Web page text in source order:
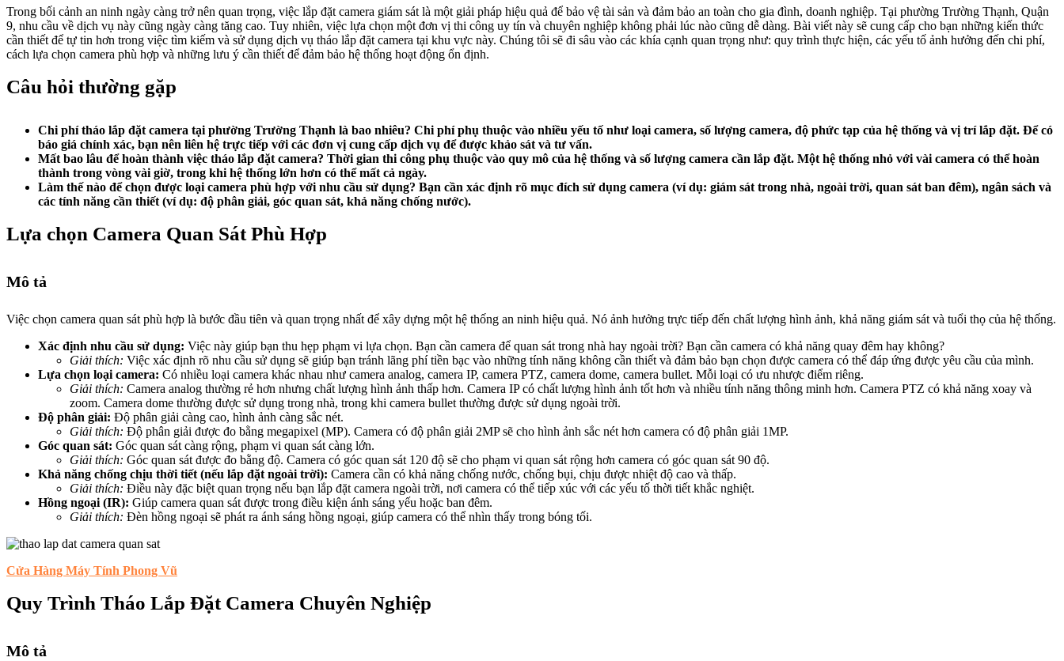
Trong bối cảnh an ninh ngày càng trở nên quan trọng, việc lắp đặt camera giám sát là một giải pháp hiệu quả để bảo vệ tài sản và đảm bảo an toàn cho gia đình, doanh nghiệp. Tại phường Trường Thạnh, Quận
9, nhu cầu về dịch vụ này cũng ngày càng tăng cao. Tuy nhiên, việc lựa chọn một đơn vị thi công uy tín và chuyên nghiệp không phải lúc nào cũng dễ dàng. Bài viết này sẽ cung cấp cho bạn những kiến thức
cần thiết để tự tin hơn trong việc tìm kiếm và sử dụng dịch vụ tháo lắp đặt camera tại khu vực này. Chúng tôi sẽ đi sâu vào các khía cạnh quan trọng như: quy trình thực hiện, các yếu tố ảnh hưởng đến chi phí,
cách lựa chọn camera phù hợp và những lưu ý cần thiết để đảm bảo hệ thống hoạt động ổn định.
Câu hỏi thường gặp
Chi phí tháo lắp đặt camera tại phường Trường Thạnh là bao nhiêu? Chi phí phụ thuộc vào nhiều yếu tố như loại camera, số lượng camera, độ phức tạp của hệ thống và vị trí lắp đặt. Để có
báo giá chính xác, bạn nên liên hệ trực tiếp với các đơn vị cung cấp dịch vụ để được khảo sát và tư vấn.
Mất bao lâu để hoàn thành việc tháo lắp đặt camera? Thời gian thi công phụ thuộc vào quy mô của hệ thống và số lượng camera cần lắp đặt. Một hệ thống nhỏ với vài camera có thể hoàn
thành trong vòng vài giờ, trong khi hệ thống lớn hơn có thể mất cả ngày.
Làm thế nào để chọn được loại camera phù hợp với nhu cầu sử dụng? Bạn cần xác định rõ mục đích sử dụng camera (ví dụ: giám sát trong nhà, ngoài trời, quan sát ban đêm), ngân sách và
các tính năng cần thiết (ví dụ: độ phân giải, góc quan sát, khả năng chống nước).
Lựa chọn Camera Quan Sát Phù Hợp
Mô tả
Việc chọn camera quan sát phù hợp là bước đầu tiên và quan trọng nhất để xây dựng một hệ thống an ninh hiệu quả. Nó ảnh hưởng trực tiếp đến chất lượng hình ảnh, khả năng giám sát và tuổi thọ của hệ thống.
Xác định nhu cầu sử dụng: Việc này giúp bạn thu hẹp phạm vi lựa chọn. Bạn cần camera để quan sát trong nhà hay ngoài trời? Bạn cần camera có khả năng quay đêm hay không?
Giải thích: Việc xác định rõ nhu cầu sử dụng sẽ giúp bạn tránh lãng phí tiền bạc vào những tính năng không cần thiết và đảm bảo bạn chọn được camera có thể đáp ứng được yêu cầu của mình.
Lựa chọn loại camera: Có nhiều loại camera khác nhau như camera analog, camera IP, camera PTZ, camera dome, camera bullet. Mỗi loại có ưu nhược điểm riêng.
Giải thích: Camera analog thường rẻ hơn nhưng chất lượng hình ảnh thấp hơn. Camera IP có chất lượng hình ảnh tốt hơn và nhiều tính năng thông minh hơn. Camera PTZ có khả năng xoay và
zoom. Camera dome thường được sử dụng trong nhà, trong khi camera bullet thường được sử dụng ngoài trời.
Độ phân giải: Độ phân giải càng cao, hình ảnh càng sắc nét.
Giải thích: Độ phân giải được đo bằng megapixel (MP). Camera có độ phân giải 2MP sẽ cho hình ảnh sắc nét hơn camera có độ phân giải 1MP.
Góc quan sát: Góc quan sát càng rộng, phạm vi quan sát càng lớn.
Giải thích: Góc quan sát được đo bằng độ. Camera có góc quan sát 120 độ sẽ cho phạm vi quan sát rộng hơn camera có góc quan sát 90 độ.
Khả năng chống chịu thời tiết (nếu lắp đặt ngoài trời): Camera cần có khả năng chống nước, chống bụi, chịu được nhiệt độ cao và thấp.
Giải thích: Điều này đặc biệt quan trọng nếu bạn lắp đặt camera ngoài trời, nơi camera có thể tiếp xúc với các yếu tố thời tiết khắc nghiệt.
Hồng ngoại (IR): Giúp camera quan sát được trong điều kiện ánh sáng yếu hoặc ban đêm.
Giải thích: Đèn hồng ngoại sẽ phát ra ánh sáng hồng ngoại, giúp camera có thể nhìn thấy trong bóng tối.
Cửa Hàng Máy Tính Phong Vũ
Quy Trình Tháo Lắp Đặt Camera Chuyên Nghiệp
Mô tả